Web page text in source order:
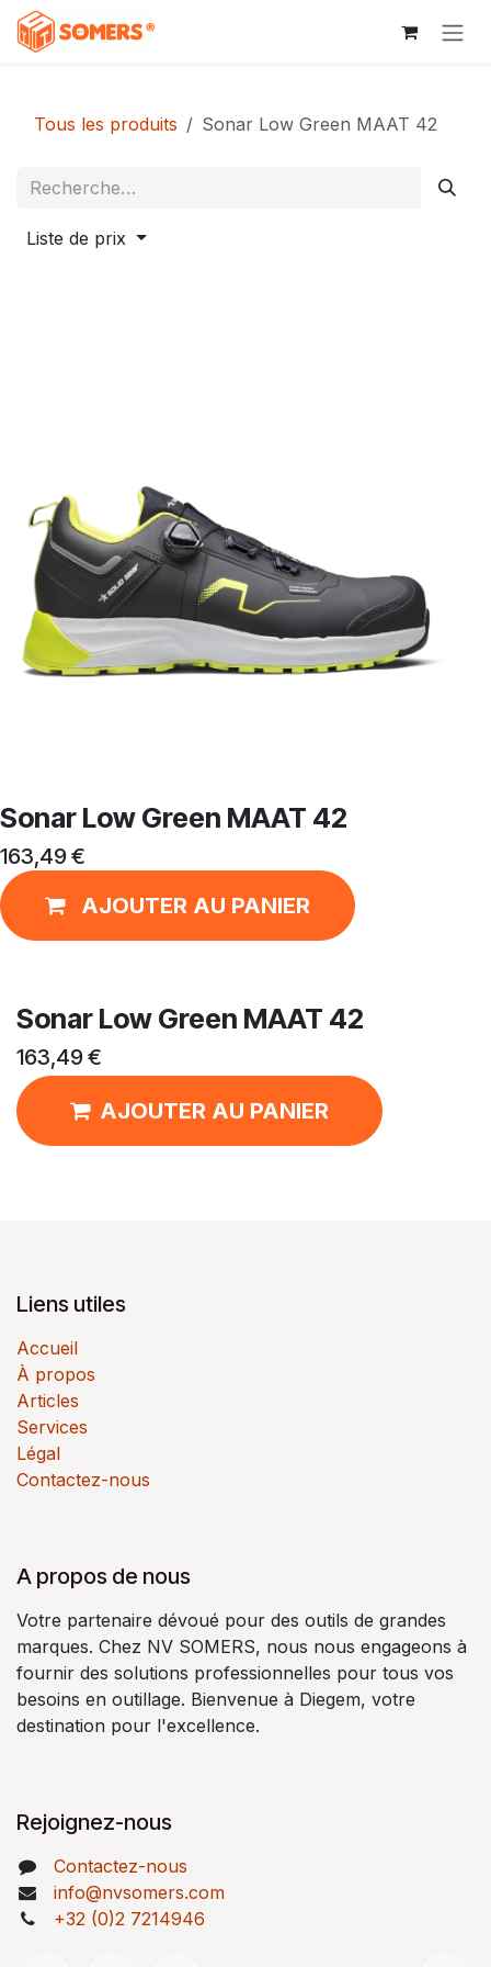
Se rendre au contenu
Tous les produits Sonar Low Green MAAT 42
Liste de prix
Sonar Low Green MAAT 42
163,49€
AJOUTER AU PANIER
Sonar Low Green MAAT 42
163,49€
AJOUTER AU PANIER
Liens utiles
Accueil
À propos
Articles
Services
Légal
Contactez-nous
A propos de nous
Votre partenaire dévoué pour des outils de grandes
marques. Chez NV SOMERS, nous nous engageons à
fournir des solutions professionnelles pour tous vos
besoins en outillage. Bienvenue à Diegem, votre
destination pour l'excellence.
Rejoignez-nous
Contactez-nous
info@nvsomers.com
+32 (0)2 7214946